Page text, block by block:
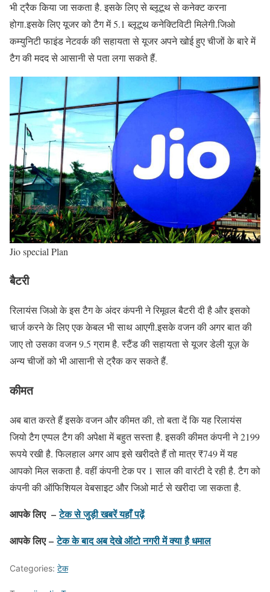
भी ट्रैक किया जा सकता है. इसके लिए से ब्लूटूथ से कनेक्ट करना
होगा.इसके लिए यूजर को टैग में 5.1 ब्लूटूथ कनेक्टिविटी मिलेगी.जिओ
कम्युनिटी फाइंड नेटवर्क की सहायता से यूजर अपने खोई हुए चीजों के बारे में
टैग की मदद से आसानी से पता लगा सकते हैं.
Jio special Plan
बैटरी
रिलायंस जिओ के इस टैग के अंदर कंपनी ने रिमूवल बैटरी दी है और इसको
चार्ज करने के लिए एक केबल भी साथ आएगी.इसके वजन की अगर बात की
जाए तो उसका वजन 9.5 ग्राम है. स्टैंड की सहायता से यूजर डेली यूज़ के
अन्य चीजों को भी आसानी से ट्रैक कर सकते हैं.
कीमत
अब बात करते हैं इसके वजन और कीमत की, तो बता दें कि यह रिलायंस
जियो टैग एप्पल टैग की अपेक्षा में बहुत सस्ता है. इसकी कीमत कंपनी ने 2199
रूपये रखी है. फिलहाल अगर आप इसे खरीदते हैं तो मात्र ₹749 में यह
आपको मिल सकता है. वहीं कंपनी टेक पर 1 साल की वारंटी दे रही है. टैग को
कंपनी की ऑफिशियल वेबसाइट और जिओ मार्ट से खरीदा जा सकता है.
आपके लिए –टेक से जुड़ी खबरें यहाँ पढ़ें
आपके लिए – टेक के बाद अब देखे ऑटो नगरी में क्या है धमाल
Categories: टेक